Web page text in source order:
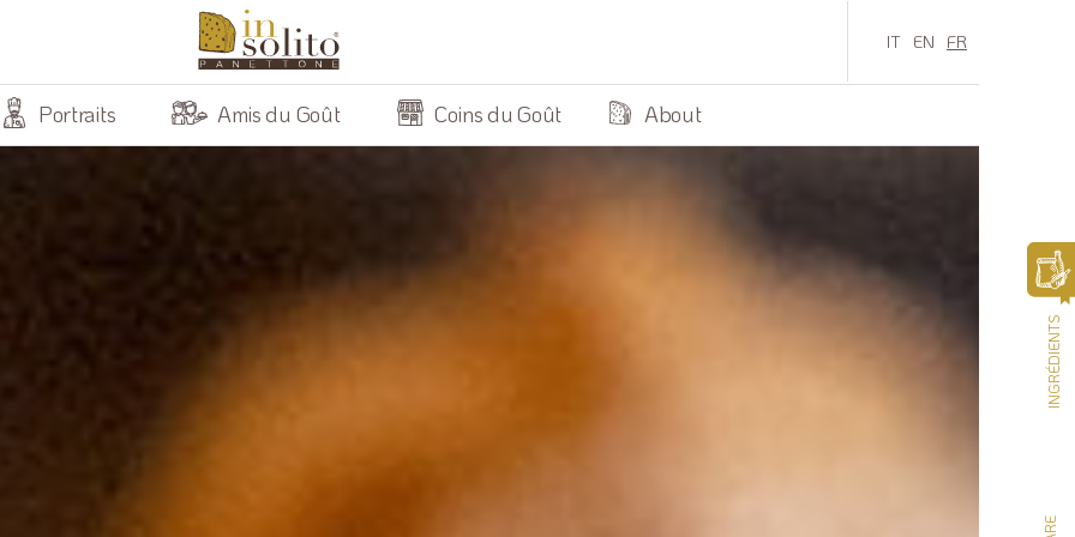
IT EN FR
Portraits Amis du Goût Coins du Goût About